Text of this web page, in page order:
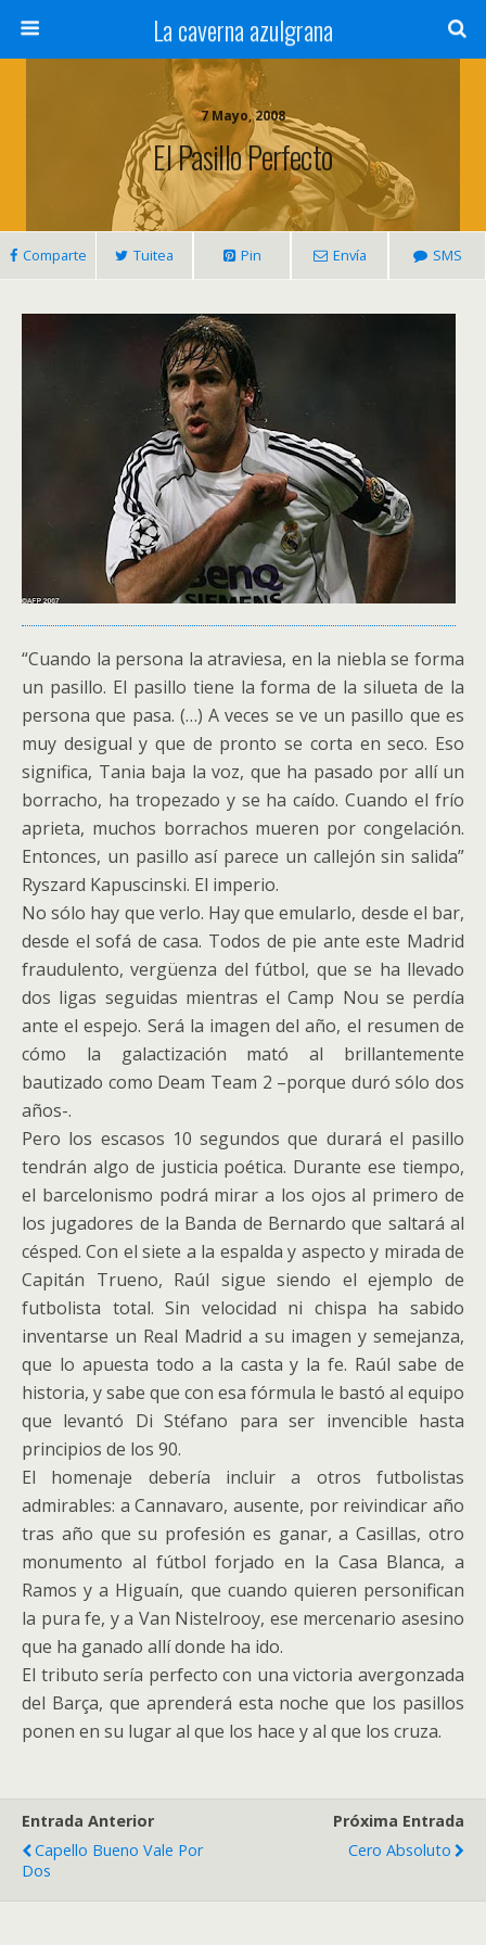
La caverna azulgrana
7 Mayo, 2008
El Pasillo Perfecto
Comparte Tuitea Pin Envía SMS
“Cuando la persona la atraviesa, en la niebla se forma
un pasillo. El pasillo tiene la forma de la silueta de la
persona que pasa. (…) A veces se ve un pasillo que es
muy desigual y que de pronto se corta en seco. Eso
significa, Tania baja la voz, que ha pasado por allí un
borracho, ha tropezado y se ha caído. Cuando el frío
aprieta, muchos borrachos mueren por congelación.
Entonces, un pasillo así parece un callejón sin salida”
Ryszard Kapuscinski. El imperio.
No sólo hay que verlo. Hay que emularlo, desde el bar,
desde el sofá de casa. Todos de pie ante este Madrid
fraudulento, vergüenza del fútbol, que se ha llevado
dos ligas seguidas mientras el Camp Nou se perdía
ante el espejo. Será la imagen del año, el resumen de
cómo la galactización mató al brillantemente
bautizado como Deam Team 2 –porque duró sólo dos
años-.
Pero los escasos 10 segundos que durará el pasillo
tendrán algo de justicia poética. Durante ese tiempo,
el barcelonismo podrá mirar a los ojos al primero de
los jugadores de la Banda de Bernardo que saltará al
césped. Con el siete a la espalda y aspecto y mirada de
Capitán Trueno, Raúl sigue siendo el ejemplo de
futbolista total. Sin velocidad ni chispa ha sabido
inventarse un Real Madrid a su imagen y semejanza,
que lo apuesta todo a la casta y la fe. Raúl sabe de
historia, y sabe que con esa fórmula le bastó al equipo
que levantó Di Stéfano para ser invencible hasta
principios de los 90.
El homenaje debería incluir a otros futbolistas
admirables: a Cannavaro, ausente, por reivindicar año
tras año que su profesión es ganar, a Casillas, otro
monumento al fútbol forjado en la Casa Blanca, a
Ramos y a Higuaín, que cuando quieren personifican
la pura fe, y a Van Nistelrooy, ese mercenario asesino
que ha ganado allí donde ha ido.
El tributo sería perfecto con una victoria avergonzada
del Barça, que aprenderá esta noche que los pasillos
ponen en su lugar al que los hace y al que los cruza.
Entrada Anterior
Capello Bueno Vale Por
Dos
Próxima Entrada
Cero Absoluto